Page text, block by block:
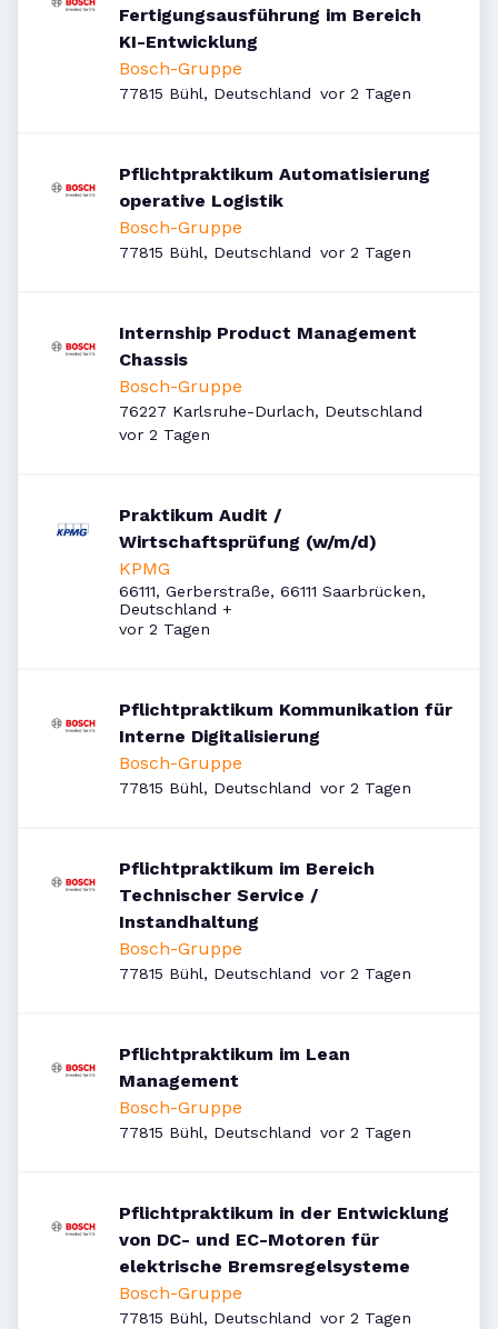
Fertigungsausführung im Bereich
KI-Entwicklung
Bosch-Gruppe
77815 Bühl, Deutschland Veröffentlicht
vor 2 Tagen
Pflichtpraktikum Automatisierung
operative Logistik
Bosch-Gruppe
77815 Bühl, Deutschland Veröffentlicht
vor 2 Tagen
Internship Product Management
Chassis
Bosch-Gruppe
76227 Karlsruhe-Durlach, Deutschland
Veröffentlicht
vor 2 Tagen
Praktikum Audit /
Wirtschaftsprüfung (w/m/d)
KPMG
66111, Gerberstraße, 66111 Saarbrücken,
Deutschland +
Veröffentlicht
vor 2 Tagen
Pflichtpraktikum Kommunikation für
Interne Digitalisierung
Bosch-Gruppe
77815 Bühl, Deutschland Veröffentlicht
vor 2 Tagen
Pflichtpraktikum im Bereich
Technischer Service /
Instandhaltung
Bosch-Gruppe
77815 Bühl, Deutschland Veröffentlicht
vor 2 Tagen
Pflichtpraktikum im Lean
Management
Bosch-Gruppe
77815 Bühl, Deutschland Veröffentlicht
vor 2 Tagen
Pflichtpraktikum in der Entwicklung
von DC- und EC-Motoren für
elektrische Bremsregelsysteme
Bosch-Gruppe
77815 Bühl, Deutschland Veröffentlicht
vor 2 Tagen